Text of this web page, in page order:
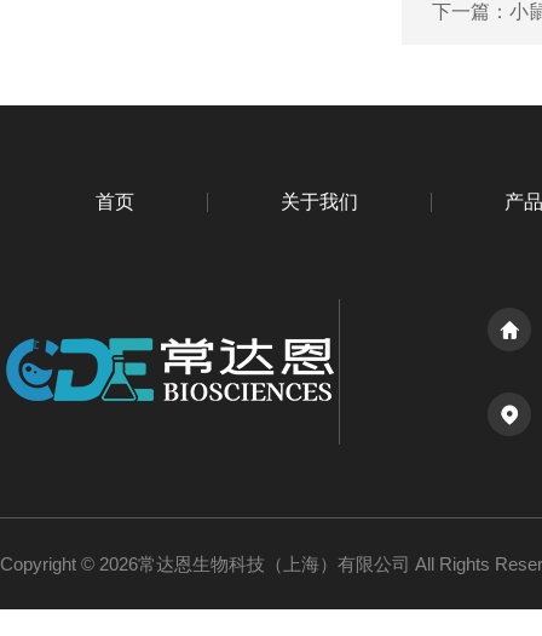
下一篇： 小
首页 关于我们 产
Copyright © 2026常达恩生物科技（上海）有限公司 All Rights